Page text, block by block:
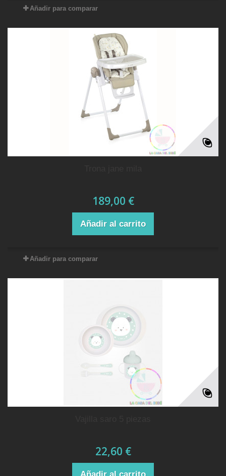
Añadir para comparar
189,00 €
Añadir al carrito
Añadir para comparar
22,60 €